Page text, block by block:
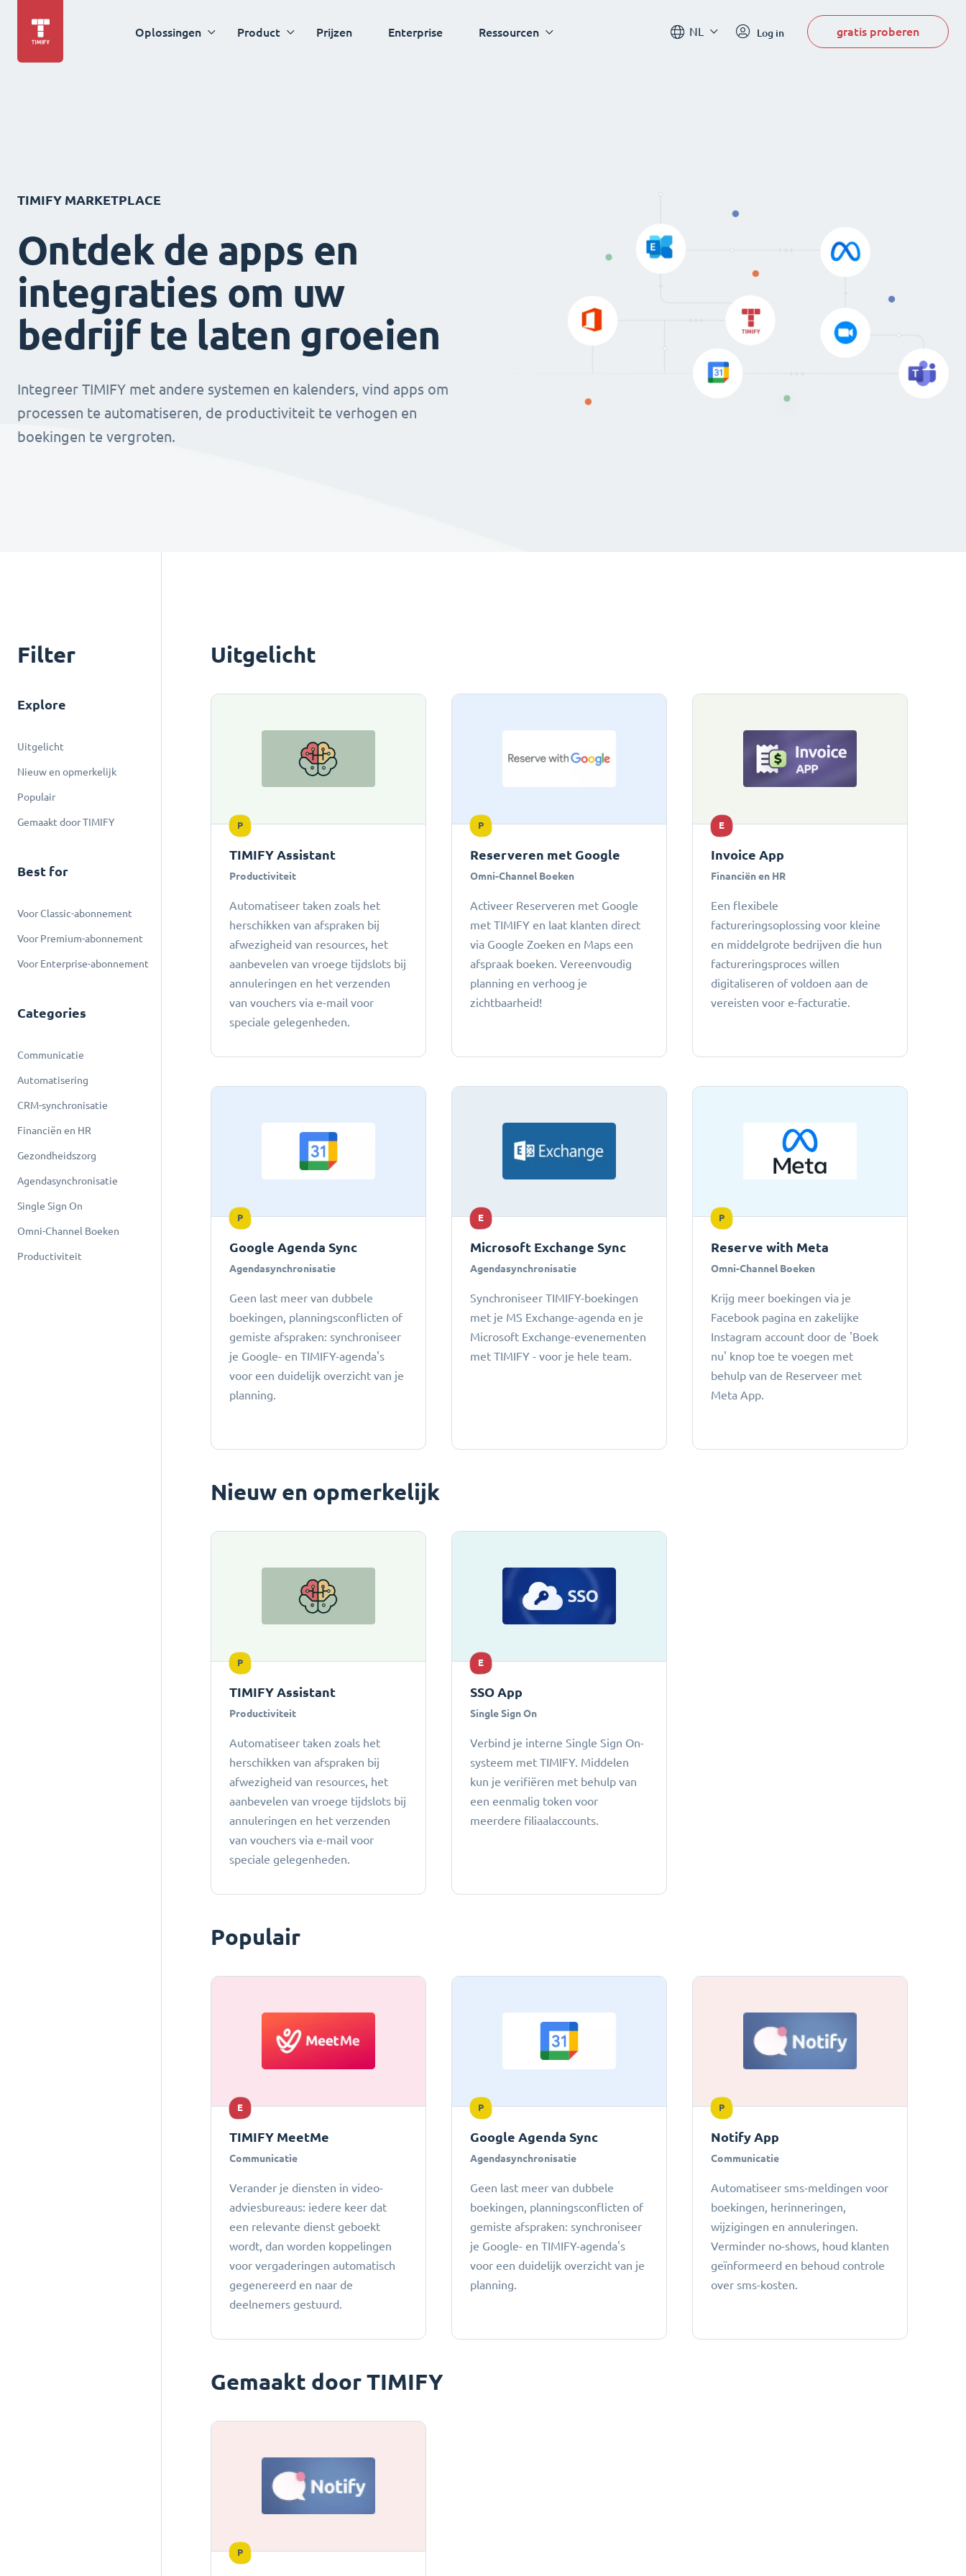
Oplossingen Product Prijzen Enterprise Ressourcen NL Log in gratis proberen
TIMIFY MARKETPLACE
Ontdek de apps en
integraties om uw
bedrijf te laten groeien
Integreer TIMIFY met andere systemen en kalenders, vind apps om
processen te automatiseren, de productiviteit te verhogen en
boekingen te vergroten.
Filter
Explore
Uitgelicht
Nieuw en opmerkelijk
Populair
Gemaakt door TIMIFY
Best for
Voor Classic-abonnement
Voor Premium-abonnement
Voor Enterprise-abonnement
Categories
Communicatie
Automatisering
CRM-synchronisatie
Financiën en HR
Gezondheidszorg
Agendasynchronisatie
Single Sign On
Omni-Channel Boeken
Productiviteit
Uitgelicht
P
TIMIFY Assistant
Productiviteit
Automatiseer taken zoals het
herschikken van afspraken bij
afwezigheid van resources, het
aanbevelen van vroege tijdslots bij
annuleringen en het verzenden
van vouchers via e-mail voor
speciale gelegenheden.
P
Reserveren met Google
Omni-Channel Boeken
Activeer Reserveren met Google
met TIMIFY en laat klanten direct
via Google Zoeken en Maps een
afspraak boeken. Vereenvoudig
planning en verhoog je
zichtbaarheid!
E
Invoice App
Financiën en HR
Een flexibele
factureringsoplossing voor kleine
en middelgrote bedrijven die hun
factureringsproces willen
digitaliseren of voldoen aan de
vereisten voor e-facturatie.
P
Google Agenda Sync
Agendasynchronisatie
Geen last meer van dubbele
boekingen, planningsconflicten of
gemiste afspraken: ​​synchroniseer
je Google- en TIMIFY-agenda's
voor een duidelijk overzicht van je
planning.
E
Microsoft Exchange Sync
Agendasynchronisatie
Synchroniseer TIMIFY-boekingen
met je MS Exchange-agenda en je
Microsoft Exchange-evenementen
met TIMIFY - voor je hele team.
P
Reserve with Meta
Omni-Channel Boeken
Krijg meer boekingen via je
Facebook pagina en zakelijke
Instagram account door de 'Boek
nu' knop toe te voegen met
behulp van de Reserveer met
Meta App.
Nieuw en opmerkelijk
P
TIMIFY Assistant
Productiviteit
Automatiseer taken zoals het
herschikken van afspraken bij
afwezigheid van resources, het
aanbevelen van vroege tijdslots bij
annuleringen en het verzenden
van vouchers via e-mail voor
speciale gelegenheden.
E
SSO App
Single Sign On
Verbind je interne Single Sign On-
systeem met TIMIFY. Middelen
kun je verifiëren met behulp van
een eenmalig token voor
meerdere filiaalaccounts.
Populair
E
TIMIFY MeetMe
Communicatie
Verander je diensten in video-
adviesbureaus: iedere keer dat
een relevante dienst geboekt
wordt, dan worden koppelingen
voor vergaderingen automatisch
gegenereerd en naar de
deelnemers gestuurd.
P
Google Agenda Sync
Agendasynchronisatie
Geen last meer van dubbele
boekingen, planningsconflicten of
gemiste afspraken: ​​synchroniseer
je Google- en TIMIFY-agenda's
voor een duidelijk overzicht van je
planning.
P
Notify App
Communicatie
Automatiseer sms-meldingen voor
boekingen, herinneringen,
wijzigingen en annuleringen.
Verminder no-shows, houd klanten
geïnformeerd en behoud controle
over sms-kosten.
Gemaakt door TIMIFY
P